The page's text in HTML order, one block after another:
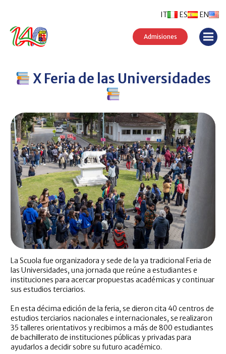
ES EN
IT
Admisiones
X Feria de las Universidades
La Scuola fue organizadora y sede de la ya tradicional Feria de
las Universidades, una jornada que reúne a estudiantes e
instituciones para acercar propuestas académicas y continuar
sus estudios terciarios.
En esta décima edición de la feria, se dieron cita 40 centros de
estudios terciarios nacionales e internacionales, se realizaron
35 talleres orientativos y recibimos a más de 800 estudiantes
de bachillerato de instituciones públicas y privadas para
ayudarlos a decidir sobre su futuro académico.